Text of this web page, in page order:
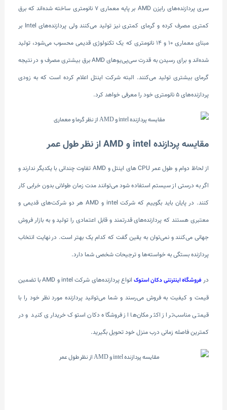
سری پردازنده‌های رایزن AMD بر پایه معماری ۷ نانومتری ساخته شده‌اند که برق
کمتری مصرف کرده و گرمای کمتری نیز تولید می‌کنند ولی پردازنده‌های Intel بر
مبنای معماری ۱۰ و ۱۴ نانومتری که یک تکنولوژی قدیمی محسوب می‌شود، تولید
شده‌اند و برای رسیدن به قدرت سی‌پی‌یوهای AMD برق بیشتری مصرف و در نتیجه
گرمای بیشتری تولید می‌کنند. البته شرکت اینتل اعلام کرده است که به زودی
پردازنده‌های 5 نانومتری خود را معرفی خواهد کرد.
مقایسه پردازنده intel و AMD از نظر طول عمر
از لحاظ دوام و طول عمر CPU‌ های اینتل و AMD تفاوت چندانی با یکدیگر ندارند و
اگر به درستی از سیستم استفاده شود می‌توانند مدت زمان طولانی بدون خرابی کار
کنند. در پایان باید بگوییم که شرکت intel و AMD هر دو شرکت‌های قدیمی و
معتبری هستند که پردازنده‌های قدرتمند و قابل اعتمادی را تولید و به بازار فروش
جهانی می‌کنند و نمی‌توان به یقین گفت که کدام یک بهتر است. در نهایت انتخاب
پردازنده بستگی به خواسته‌ها و ترجیحات شخصی شما دارد.
در فروشگاه اینترنتی دکان استوک
انواع پردازنده‌های شرکت intel و AMD با تضمین
قیمت و کیفیت به فروش می‌رسند و شما می‌توانید پردازنده مورد نظر خود را با
قیمتی مناسب‌تر از اکثر مکان‌ها از فروشگاه دکان استوک خریداری کنید و در
کمترین فاصله زمانی درب منزل خود تحویل بگیرید.